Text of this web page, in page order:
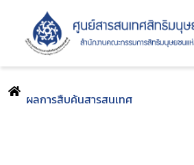
ผลการสืบค้นสารสนเทศ